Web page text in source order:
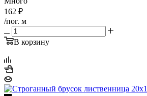
162 ₽
/пог. м
В корзину